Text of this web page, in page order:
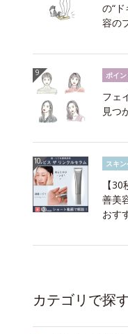
の“
容の
ポイ
フェ
見つ
スキ
【
善美
おす
カテゴリで探